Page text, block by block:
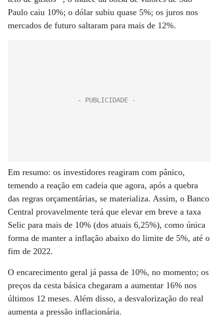
Paulo caiu 10%; o dólar subiu quase 5%; os juros nos
mercados de futuro saltaram para mais de 12%.
Em resumo: os investidores reagiram com pânico,
temendo a reação em cadeia que agora, após a quebra
das regras orçamentárias, se materializa. Assim, o Banco
Central provavelmente terá que elevar em breve a taxa
Selic para mais de 10% (dos atuais 6,25%), como única
forma de manter a inflação abaixo do limite de 5%, até o
fim de 2022.
O encarecimento geral já passa de 10%, no momento; os
preços da cesta básica chegaram a aumentar 16% nos
últimos 12 meses. Além disso, a desvalorização do real
aumenta a pressão inflacionária.